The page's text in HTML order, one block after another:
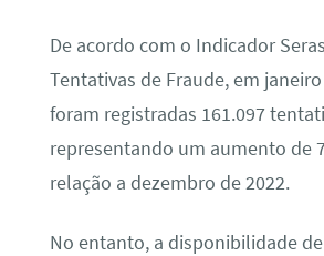
De acordo com o Indicador
Tentativas de Fraude, em
foram registradas 161.097
representando um aumento de
relação a dezembro de 2022.
No entanto, a disponibilidade